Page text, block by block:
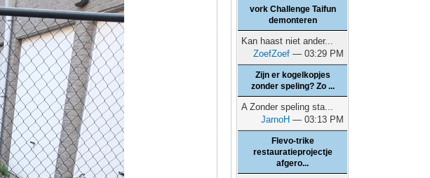
vork Challenge Taifun
demonteren
Kan haast niet ander...
ZoefZoef — 03:29 PM
Zijn er kogelkopjes
zonder speling? Zo ...
A Zonder speling sta...
JarnoH — 03:13 PM
Flevo-trike
restauratieprojectje
afgero...